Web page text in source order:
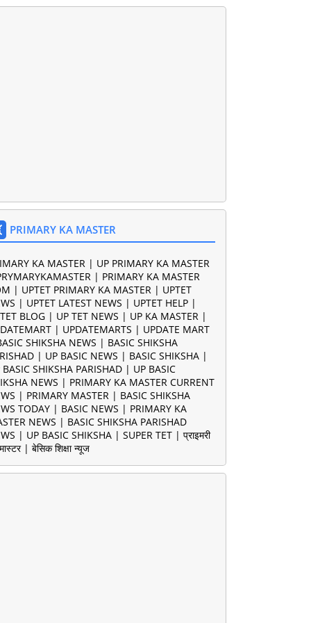
PRIMARY KA MASTER
KA MASTER | UP PRIMARY KA MASTER
| PRIMARY KA MASTER
| UPTET PRIMARY KA MASTER | UPTET
| UPTET LATEST NEWS | UPTET HELP |
BLOG | UP TET NEWS | UP KA MASTER |
| UPDATEMARTS | UPDATE MART
SHIKSHA NEWS | BASIC SHIKSHA
| UP BASIC NEWS | BASIC SHIKSHA |
BASIC SHIKSHA PARISHAD | UP BASIC
NEWS | PRIMARY KA MASTER CURRENT
| PRIMARY MASTER | BASIC SHIKSHA
TODAY | BASIC NEWS | PRIMARY KA
NEWS | BASIC SHIKSHA PARISHAD
| UP BASIC SHIKSHA | SUPER TET | प्राइमरी
| बेसिक शिक्षा न्यूज